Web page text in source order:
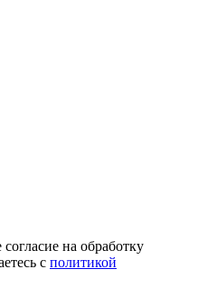
на обработку
с политикой